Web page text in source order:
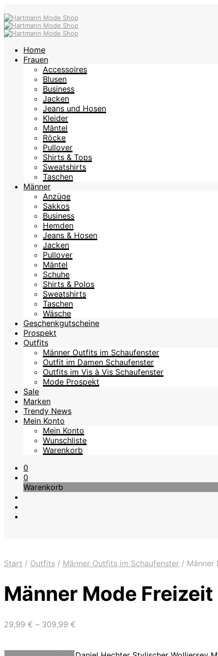
Home
Frauen
Accessoires
Blusen
Business
Jacken
Jeans und Hosen
Kleider
Mäntel
Röcke
Pullover
Shirts & Tops
Sweatshirts
Taschen
Männer
Anzüge
Sakkos
Business
Hemden
Jeans & Hosen
Jacken
Pullover
Mäntel
Schuhe
Shirts & Polos
Sweatshirts
Taschen
Wäsche
Geschenkgutscheine
Prospekt
Outfits
Männer Outfits im Schaufenster
Outfit im Damen Schaufenster
Outfits im Vis à Vis Schaufenster
Mode Prospekt
Sale
Marken
Trendy News
Mein Konto
Mein Konto
Wunschliste
Warenkorb
0
0
Warenkorb
Start / Outfits / Männer Outfits im Schaufenster / Männer
Männer Mode
29,99 € – 309,99 €